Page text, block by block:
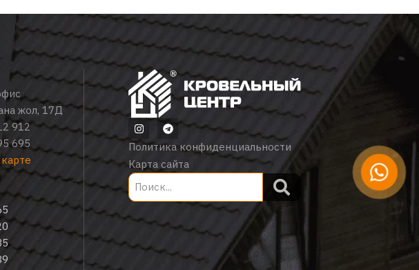
жол, 17Д
912
695
Политика конфиденциальности
Карта сайта